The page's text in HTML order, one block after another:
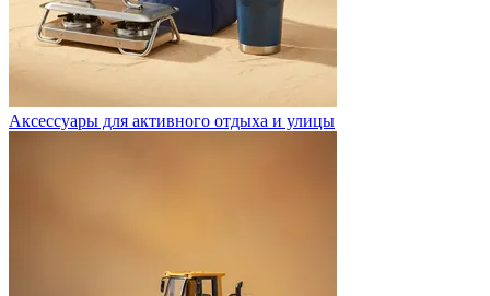
Аксессуары для активного отдыха и улицы